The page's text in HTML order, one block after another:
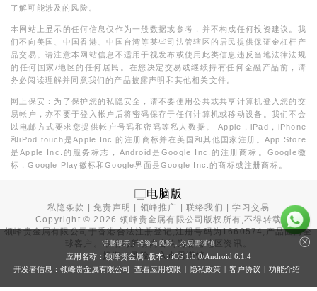
了解可能涉及的风险。
本网站上显示的任何信息仅作为一般数据或参考，并不构成任何投资建议。我
们不向美国、中国香港、中国台湾等某些司法管辖区的居民提供保证金杠杆产
品交易。请注意本网站信息不适用于视发布或使用此类信息违反当地法律法规
的任何国家/地区的任何居民。在您决定交易或继续持有任何金融产品前，请
务必阅读理解并同意我们的产品披露声明和其他相关文件。
网上保安：为了保护您的私隐安全，请不要使用公共或共享计算机登入您的交
易帐户，亦不要于登入帐户后将密码保存于任何计算机或移动设备。我们不会
以电邮方式要求您提供帐户号码和密码等私人数据。 Apple，iPad，iPhone
和iPod touch是Apple Inc.的注册商标并在美国和其他国家注册。App Store
是Apple Inc.的服务标志，Android是Google Inc.的注册商标。Google徽
标，Google Play徽标和Google界面是Google Inc.的商标或注册商标。
电脑版
私隐条款 |免责声明 领峰推广 |联络我们 |学习交易
Copyright ©2026 领峰贵金属有限公司版权所有,不得转载
领峰贵金属有限公司于香港合法注册登记,注册号码为1660574,产品面向全
球客户。本站内所有内容均为香港地区资讯。
投资有风险，入市需谨慎。
温馨提示：投资有风险，交易需谨慎
应用名称：领峰贵金属 版本：iOS 1.0.0/Android 6.1.4
开发者信息：领峰贵金属有限公司 查看应用权限 | 隐私政策 | 客户协议 | 功能介绍